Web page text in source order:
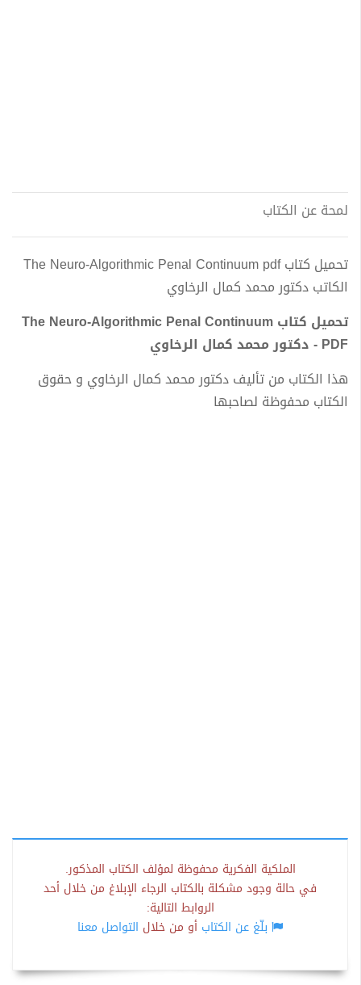
لمحة عن الكتاب
تحميل كتاب The Neuro-Algorithmic Penal Continuum pdf
الكاتب دكتور محمد كمال الرخاوي
تحميل كتاب The Neuro-Algorithmic Penal Continuum
PDF - دكتور محمد كمال الرخاوي
هذا الكتاب من تأليف دكتور محمد كمال الرخاوي و حقوق
الكتاب محفوظة لصاحبها
الملكية الفكرية محفوظة لمؤلف الكتاب المذكور.
في حالة وجود مشكلة بالكتاب الرجاء الإبلاغ من خلال أحد
الروابط التالية:
بلّغ عن الكتاب أو من خلال التواصل معنا